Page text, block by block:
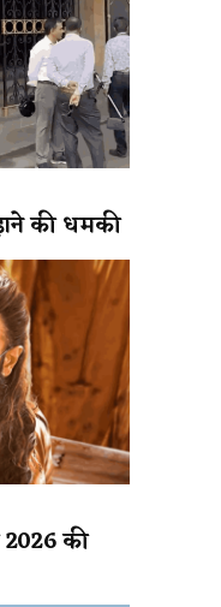
की धमकी
की